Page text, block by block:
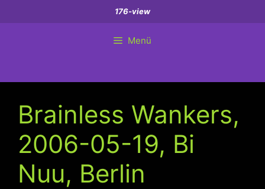
Inhalt
176-view
Menü
Brainless Wankers,
2006-05-19, Bi
Nuu, Berlin